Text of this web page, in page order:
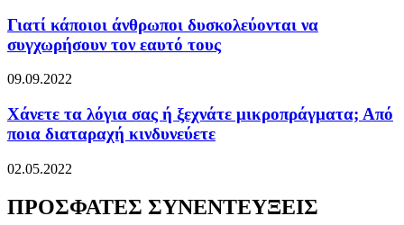
Γιατί κάποιοι άνθρωποι δυσκολεύονται να
συγχωρήσουν τον εαυτό τους
09.09.2022
Χάνετε τα λόγια σας ή ξεχνάτε μικροπράγματα; Από
ποια διαταραχή κινδυνεύετε
02.05.2022
ΠΡΟΣΦΑΤΕΣ ΣΥΝΕΝΤΕΥΞΕΙΣ